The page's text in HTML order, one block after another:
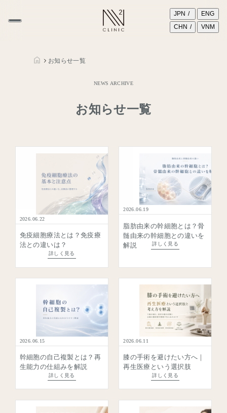
JPN
ENG
CHN
VNM
お知らせ一覧
お知らせ一覧
NEWS ARCHIVE
2026.06.22
免疫細胞療法とは？免疫療
法との違いは？
詳しく見る
2026.06.19
脂肪由来の幹細胞とは？骨
髄由来の幹細胞との違いを
解説
詳しく見る
2026.06.15
幹細胞の自己複製とは？再
生能力の仕組みを解説
詳しく見る
2026.06.11
膝の手術を避けたい方へ｜
再生医療という選択肢
詳しく見る